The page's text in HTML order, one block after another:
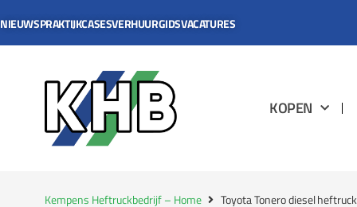
NIEUWSPRAKTIJKCASESVERHUURGIDSVACATURES
KOPEN
Kempens Heftruckbedrijf – Home Toyota Tonero diesel